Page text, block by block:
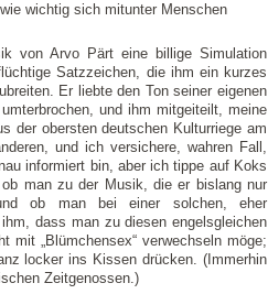
wichtig sich mitunter Menschen
von Arvo Pärt eine billige Simulation
Satzzeichen, die ihm ein kurzes
Er liebte den Ton seiner eigenen
und ihm mitgeiteilt, meine
der obersten deutschen Kulturriege am
und ich versichere, wahren Fall,
informiert bin, aber ich tippe auf Koks
man zu der Musik, die er bislang nur
ob man bei einer solchen, eher
dass man zu diesen engelsgleichen
mit „Blümchensex“ verwechseln möge;
locker ins Kissen drücken. (Immerhin
Zeitgenossen.)